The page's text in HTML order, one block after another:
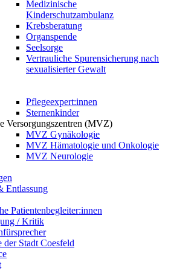
Medizinische
Kinderschutzambulanz
Krebsberatung
Organspende
Seelsorge
Vertrauliche Spurensicherung nach
sexualisierter Gewalt
Pflegeexpert:innen
Sternenkinder
Versorgungszentren (MVZ)
MVZ Gynäkologie
MVZ Hämatologie und Onkologie
MVZ Neurologie
Entlassung
Patientenbegleiter:innen
/ Kritik
Stadt Coesfeld